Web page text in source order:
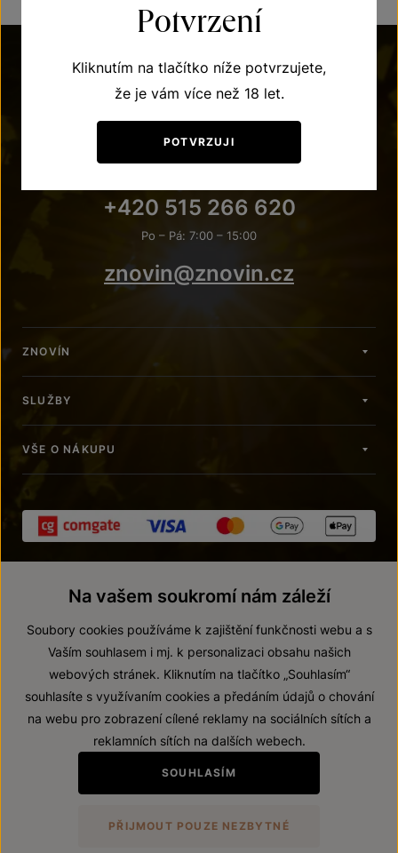
+420 515 266 620
Po – Pá: 7:00 – 15:00
znovin@znovin.cz
ZNOVÍN
SLUŽBY
VŠE O NÁKUPU
© 2026 ZNOVÍN ZNOJMO, a. s.
Prohlášení o přístupnosti
Zákaz prodeje alkoholických nápojů osobám mladším 18 let.
VytvořilwebProgress
Potvrzení
Kliknutím na tlačítko níže potvrzujete,
že je vám více než 18 let.
POTVRZUJI
Na vašem soukromí nám záleží
Soubory cookies používáme k zajištění funkčnosti webu a s
Vaším souhlasem i mj. k personalizaci obsahu našich
webových stránek. Kliknutím na tlačítko „Souhlasím“
souhlasíte s využívaním cookies a předáním údajů o chování
na webu pro zobrazení cílené reklamy na sociálních sítích a
reklamních sítích na dalších webech.
SOUHLASÍM
PŘIJMOUT POUZE NEZBYTNÉ